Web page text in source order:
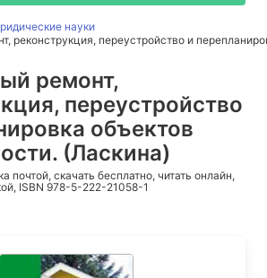
науки
реконструкция, переустройство и
ремонт,
переустройство
объектов
(Ласкина)
почтой, скачать бесплатно, читать онлайн,
ISBN 978-5-222-21058-1